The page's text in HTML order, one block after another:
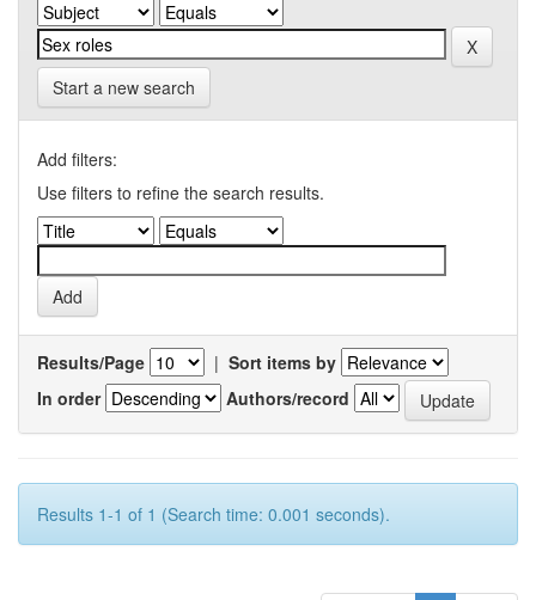
Start a new search
Add filters:
Use filters to refine the search results.
Results/Page | Sort items by
In order
Authors/record
Results 1-1 of 1 (Search time: 0.001 seconds).